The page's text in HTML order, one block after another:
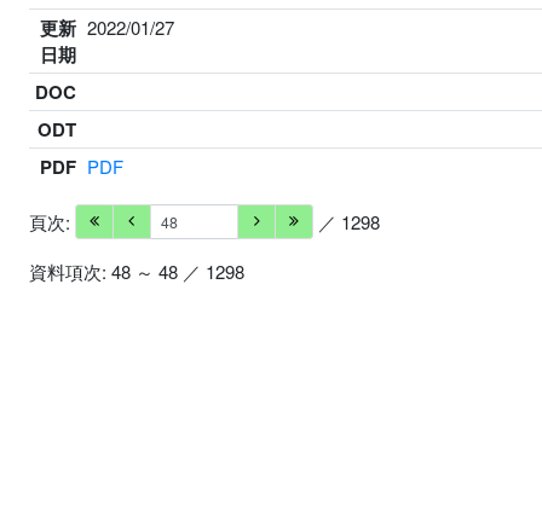
更新
日期
2022/01/27
DOC
ODT
PDF PDF
頁次:
／ 1298
資料項次: 48 ～ 48 ／ 1298